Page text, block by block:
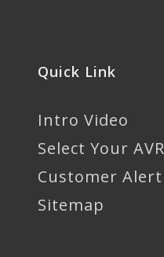
Quick Link
Intro Video
Select Your AVR
Customer Alert
Sitemap